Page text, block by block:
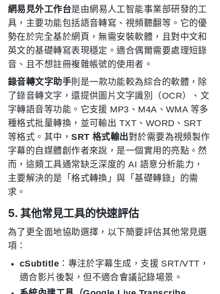
網易見外工作台是由網易人工智能事業部研發的工
具，主要功能包括語音轉寫、視頻聽翻等。它的優
勢在於完全基於網頁，無需安裝軟體，且對中文和
英文的基礎轉寫表現穩定。適合偶爾需要處理短錄
音、且不想註冊複雜帳號的使用者。
錄音轉文字助手則是一款功能較為綜合的軟體，除
了錄音轉文字，還提供圖片文字識別（OCR）、文
字轉語音等功能。它支援 MP3、M4A、WMA 等多
種格式批量轉換，並可輸出 TXT、WORD、SRT
等格式。其中，SRT 格式輸出對於需要為視頻製作
字幕的自媒體創作者來說，是一個實用的亮點。然
而，這類工具通常缺乏深度的 AI 語意分析能力，
主要解決的是「格式轉換」與「基礎轉錄」的需
求。
5. 其他常見工具的快速評估
為了更全面地協助選擇，以下簡要評估其他常見選
項：
cSubtitle ：專注於字幕生成，支援 SRT/VTT，
適合影片後製，但不適合會議記錄場景。